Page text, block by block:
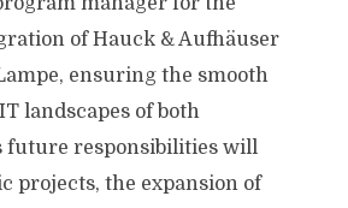
of Hauck & Aufhäuser
ensuring the smooth
landscapes of both
future responsibilities will
projects, the expansion of